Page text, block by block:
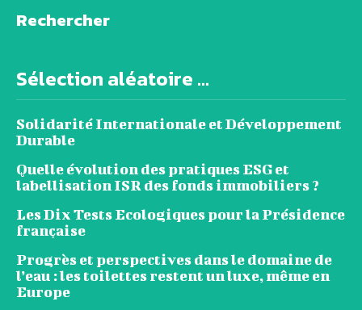
Rechercher
Sélection aléatoire ...
Solidarité Internationale et Développement
Durable
Quelle évolution des pratiques ESG et
labellisation ISR des fonds immobiliers ?
Les Dix Tests Ecologiques pour la Présidence
française
Progrès et perspectives dans le domaine de
l’eau : les toilettes restent un luxe, même en
Europe